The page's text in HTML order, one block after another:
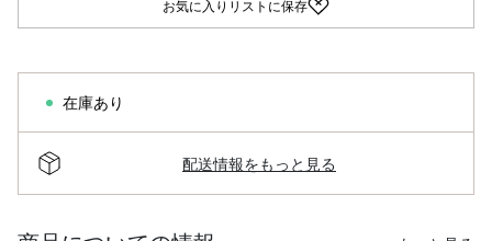
お気に入りリストに保存
在庫あり
配送情報をもっと見る